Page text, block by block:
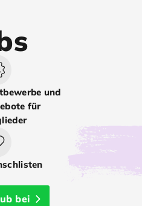
und
für
bei